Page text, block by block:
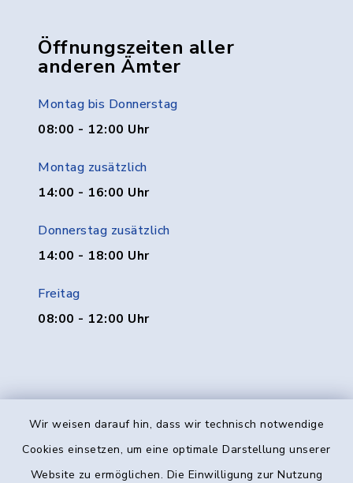
Wir weisen darauf hin, dass wir technisch notwendige
Cookies einsetzen, um eine optimale Darstellung unserer
Website zu ermöglichen. Die Einwilligung zur Nutzung
Öffnungszeiten aller
anderen Ämter
Montag bis Donnerstag
08:00 - 12:00 Uhr
Montag zusätzlich
14:00 - 16:00 Uhr
Donnerstag zusätzlich
14:00 - 18:00 Uhr
Freitag
08:00 - 12:00 Uhr
Kontakt